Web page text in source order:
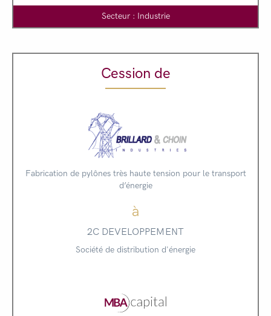
Secteur : Industrie
Cession de
Fabrication de pylônes très haute tension pour le transport
d’énergie
à
2C DEVELOPPEMENT
Société de distribution d'énergie